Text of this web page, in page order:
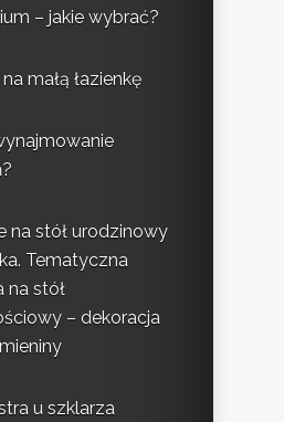
– jakie wybrać?
małą łazienkę
na stół urodzinowy
Tematyczna
na stół
– dekoracja
u szklarza